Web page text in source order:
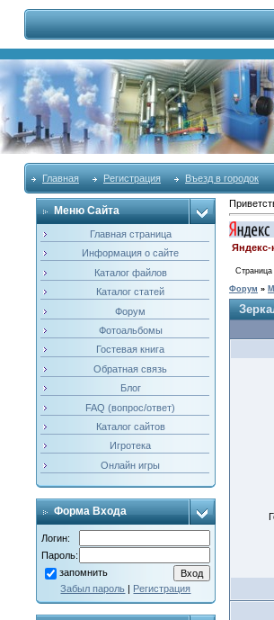
Главная Регистрация Въезд в городок
Меню Сайта
Главная страница
Информация о сайте
Каталог файлов
Каталог статей
Форум
Фотоальбомы
Гостевая книга
Обратная связь
Блог
FAQ (вопрос/ответ)
Каталог сайтов
Игротека
Онлайн игры
Форма Входа
Логин:
Пароль:
запомнить
Забыл пароль | Регистрация
Яндекс-
Страница
Форум »